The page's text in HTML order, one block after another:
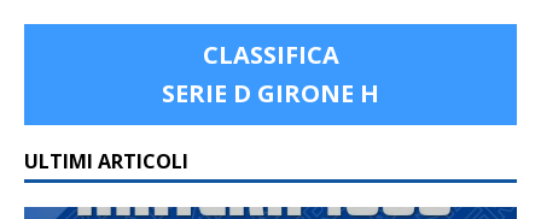
CLASSIFICA
SERIE D GIRONE H
ULTIMI ARTICOLI